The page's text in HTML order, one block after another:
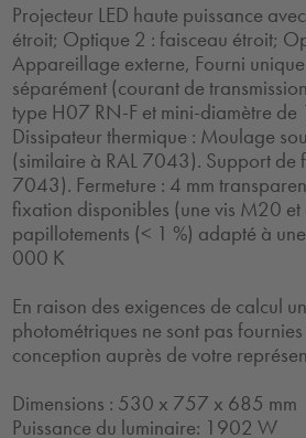
Projecteur LED haute puissance
étroit; Optique 2 : faisceau étroit;
Appareillage externe, Fourni
séparément (courant de
type H07 RN-F et mini-diamètre
Dissipateur thermique : Moulage
(similaire à RAL 7043). Support de
7043). Fermeture : 4 mm
fixation disponibles (une vis M20
papillotements (< 1 %) adapté à
000 K
En raison des exigences de calcul
photométriques ne sont pas
conception auprès de votre
Dimensions : 530 x 757 x 685 mm
Puissance du luminaire: 1902 W